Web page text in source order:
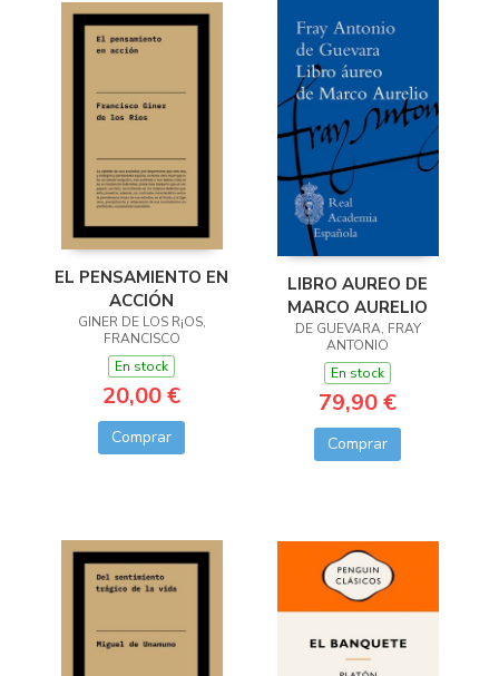
EL PENSAMIENTO EN
ACCIÓN
GINER DE LOS R¡OS,
FRANCISCO
En stock
20,00 €
Comprar
LIBRO AUREO DE
MARCO AURELIO
DE GUEVARA, FRAY
ANTONIO
En stock
79,90 €
Comprar